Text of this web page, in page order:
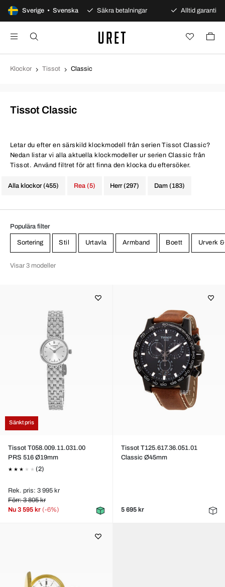
Sverige • Svenska
dagars öppet köp Säkra betalningar Alltid garanti
Klockor Tissot Classic
Tissot Classic
Letar du efter en särskild klockmodell från serien Tissot Classic?
Nedan listar vi alla aktuella klockmodeller ur serien Classic från
Tissot. Använd filtret för att finna den klocka du eftersöker.
Alla klockor (455) Herr (297) Dam (183)
Rea (5)
Populära filter
Sortering Stil Urtavla Armband Boett Urverk
Visar 3 modeller
Sänkt pris
Tissot T058.009.11.031.00
PRS 516 Ø19mm
(2)
Rek. pris: 3 995 kr
Förr: 3 805 kr
Nu 3 595 kr (-6%)
Tissot T125.617.36.051.01
Classic Ø45mm
5 695 kr